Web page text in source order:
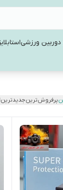
دوربین ورزشی
پرفروش‌ترینجدیدترین